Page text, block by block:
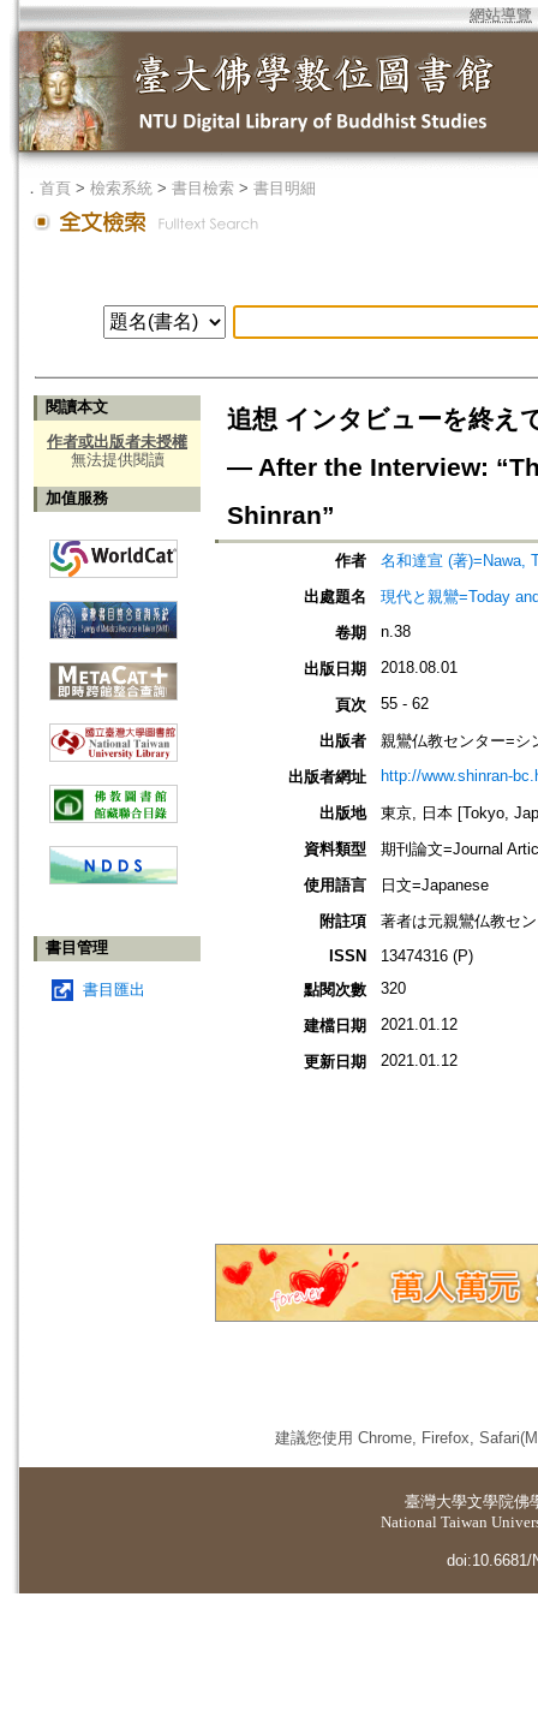
網站導覽
． 首頁 > 檢索系統 > 書目檢索 > 書目明細
閱讀本文
作者或出版者未授權
無法提供閱讀
加值服務
書目管理
書目匯出
追想 インタビューを終え
— After the Interview:
Shinran”
作者
名和達宣 (著)=Nawa,
出處題名
現代と親鸞=Today
卷期
n.38
出版日期 2018.08.01
頁次 55 - 62
出版者
親鸞仏教センター=シ
出版者網址
http://www.shinran-
出版地
東京, 日本 [Tokyo,
資料類型
期刊論文=Journal
使用語言
日文=Japanese
附註項
著者は元親鸞仏教セ
ISSN
13474316 (P)
點閱次數
320
建檔日期 2021.01.12
更新日期 2021.01.12
建議您使用 Chrome, Firefox,
臺灣大學文學院佛
National Taiwan
doi:10.6681/